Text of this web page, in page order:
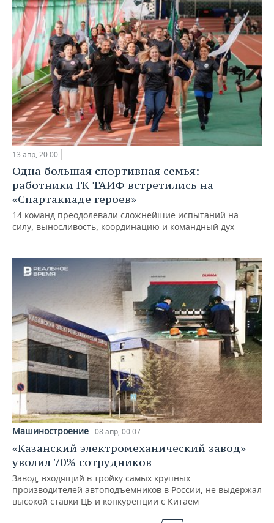
13 апр, 20:00
Одна большая спортивная семья:
работники ГК ТАИФ встретились на
«Спартакиаде героев»
14 команд преодолевали сложнейшие испытаний на
силу, выносливость, координацию и командный дух
Машиностроение 08 апр, 00:07
«Казанский электромеханический завод»
уволил 70% сотрудников
Завод, входящий в тройку самых крупных
производителей автоподъемников в России, не выдержал
высокой ставки ЦБ и конкуренции с Китаем